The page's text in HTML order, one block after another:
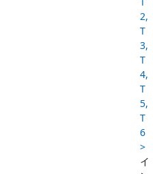
2,
T
3,
T
4,
T
5,
T
6
>
イ